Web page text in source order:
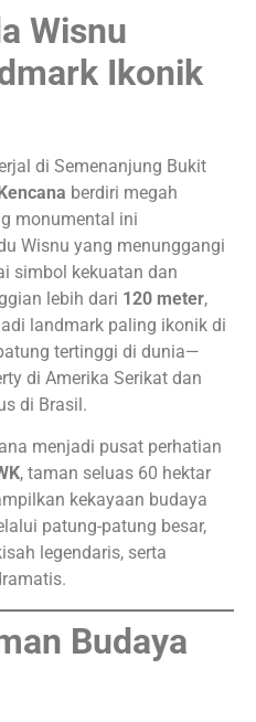
Wisnu
Ikonik
di Semenanjung Bukit
berdiri megah
monumental ini
Wisnu yang menunggangi
simbol kekuatan dan
lebih dari 120 meter,
landmark paling ikonik di
tertinggi di dunia—
di Amerika Serikat dan
di Brasil.
menjadi pusat perhatian
, taman seluas 60 hektar
kekayaan budaya
patung-patung besar,
legendaris, serta
Budaya